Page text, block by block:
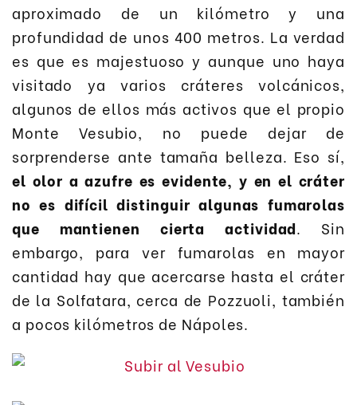
aproximado de un kilómetro y una
profundidad de unos 400 metros. La verdad
es que es majestuoso y aunque uno haya
visitado ya varios cráteres volcánicos,
algunos de ellos más activos que el propio
Monte Vesubio, no puede dejar de
sorprenderse ante tamaña belleza. Eso sí,
el olor a azufre es evidente, y en el cráter
no es difícil distinguir algunas fumarolas
que mantienen cierta actividad. Sin
embargo, para ver fumarolas en mayor
cantidad hay que acercarse hasta el cráter
de la Solfatara, cerca de Pozzuoli, también
a pocos kilómetros de Nápoles.